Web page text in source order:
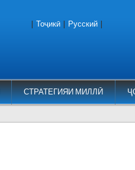
СТРАТЕГИЯИ МИЛЛӢ
Тоҷикӣ Русский